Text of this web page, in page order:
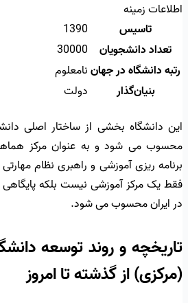
اطلاعات زمینه
تاسیس
1390
تعداد دانشجویان
30000
رتبه دانشگاه در جهاننامعلوم
بنیان‌گذار
دولت
این دانشگاه بخشی از ساختار اصلی
محسوب می شود و به عنوان مرکز
برنامه ریزی آموزشی و راهبری نظام
فقط یک مرکز آموزشی نیست بلکه
در ایران محسوب می شود.
تاریخچه و روند توسعه
(مرکزی) از گذشته تا امروز